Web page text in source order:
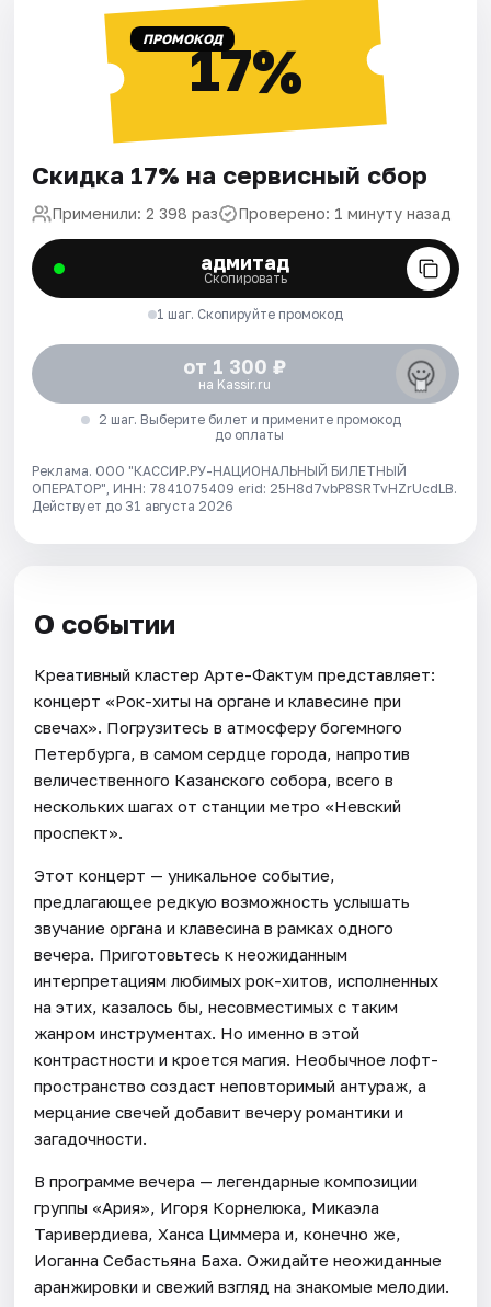
ПРОМОКОД17%
Скидка 17% на сервисный сбор
Применили: 2 398 раз Проверено: 1 минуту назад
адмитад
Скопировать
1 шаг. Скопируйте промокод
от 1 300 ₽
на Kassir.ru
2 шаг. Выберите билет и примените промокод
до оплаты
Реклама. ООО "КАССИР.РУ-НАЦИОНАЛЬНЫЙ БИЛЕТНЫЙ
ОПЕРАТОР", ИНН: 7841075409 erid: 25H8d7vbP8SRTvHZrUcdLB.
Действует до 31 августа 2026
О событии
Креативный кластер Арте-Фактум представляет:
концерт «Рок-хиты на органе и клавесине при
свечах». Погрузитесь в атмосферу богемного
Петербурга, в самом сердце города, напротив
величественного Казанского собора, всего в
нескольких шагах от станции метро «Невский
проспект».
Этот концерт — уникальное событие,
предлагающее редкую возможность услышать
звучание органа и клавесина в рамках одного
вечера. Приготовьтесь к неожиданным
интерпретациям любимых рок-хитов, исполненных
на этих, казалось бы, несовместимых с таким
жанром инструментах. Но именно в этой
контрастности и кроется магия. Необычное лофт-
пространство создаст неповторимый антураж, а
мерцание свечей добавит вечеру романтики и
загадочности.
В программе вечера — легендарные композиции
группы «Ария», Игоря Корнелюка, Микаэла
Таривердиева, Ханса Циммера и, конечно же,
Иоганна Себастьяна Баха. Ожидайте неожиданные
аранжировки и свежий взгляд на знакомые мелодии.